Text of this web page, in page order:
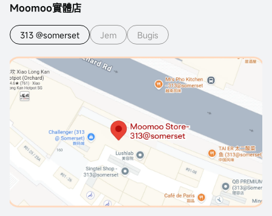
Moomoo實體店
313 @somerset Jem Bugis